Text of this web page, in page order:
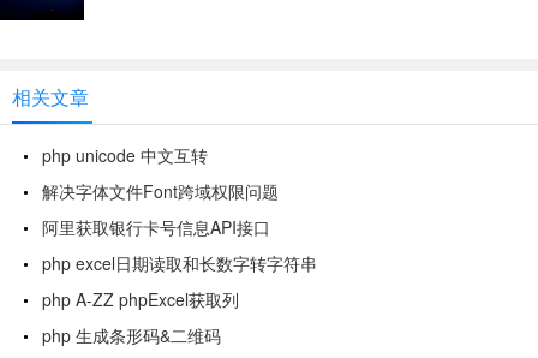
相关文章
php unicode 中文互转
解决字体文件Font跨域权限问题
阿里获取银行卡号信息API接口
php excel日期读取和长数字转字符串
php A-ZZ phpExcel获取列
php 生成条形码&二维码